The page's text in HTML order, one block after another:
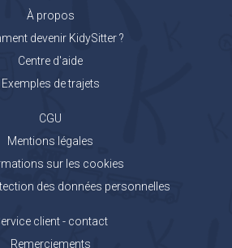
À propos
devenir KidySitter ?
Centre d'aide
Exemples de trajets
CGU
Mentions légales
sur les cookies
des données personnelles
client - contact
Remerciements